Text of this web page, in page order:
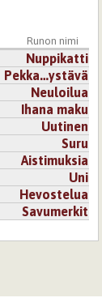
välissä
päivänä
Runon nimi
Nuppikatti
Pekka…ystävä
Neuloilua
Ihana maku
Uutinen
Suru
Aistimuksia
Uni
Hevostelua
Savumerkit